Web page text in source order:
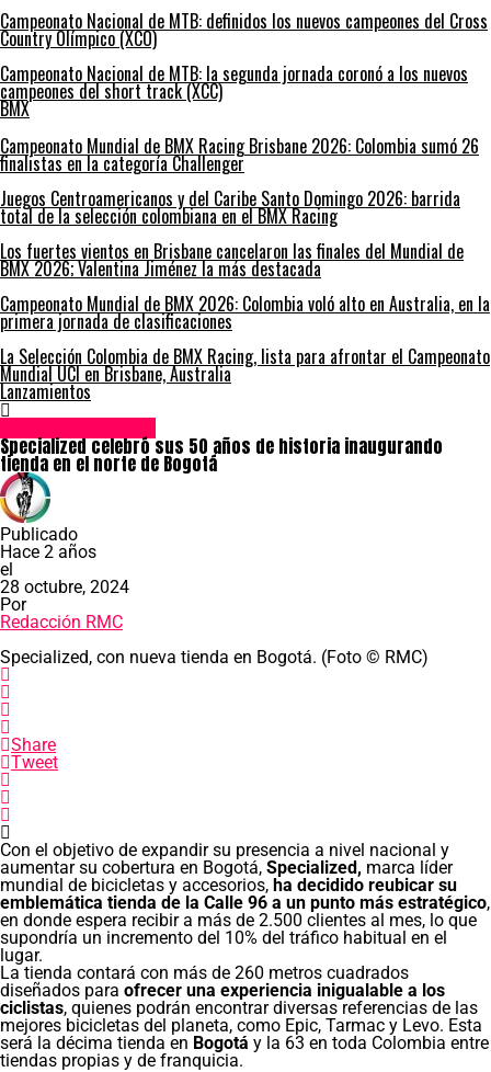
Campeonato Nacional de MTB: definidos los nuevos campeones del Cross
Country Olímpico (XCO)
Campeonato Nacional de MTB: la segunda jornada coronó a los nuevos
campeones del short track (XCC)
BMX
Campeonato Mundial de BMX Racing Brisbane 2026: Colombia sumó 26
finalistas en la categoría Challenger
Juegos Centroamericanos y del Caribe Santo Domingo 2026: barrida
total de la selección colombiana en el BMX Racing
Los fuertes vientos en Brisbane cancelaron las finales del Mundial de
BMX 2026; Valentina Jiménez la más destacada
Campeonato Mundial de BMX 2026: Colombia voló alto en Australia, en la
primera jornada de clasificaciones
La Selección Colombia de BMX Racing, lista para afrontar el Campeonato
Mundial UCI en Brisbane, Australia
Lanzamientos
Specialized celebró sus 50 años de historia inaugurando
tienda en el norte de Bogotá
Publicado
Hace 2 años
el
28 octubre, 2024
Por
Redacción RMC
Specialized, con nueva tienda en Bogotá. (Foto © RMC)
Share
Tweet
Con el objetivo de expandir su presencia a nivel nacional y
aumentar su cobertura en Bogotá, Specialized, marca líder
mundial de bicicletas y accesorios, ha decidido reubicar su
emblemática tienda de la Calle 96 a un punto más estratégico,
en donde espera recibir a más de 2.500 clientes al mes, lo que
supondría un incremento del 10% del tráfico habitual en el
lugar.
La tienda contará con más de 260 metros cuadrados
diseñados para ofrecer una experiencia inigualable a los
ciclistas, quienes podrán encontrar diversas referencias de las
mejores bicicletas del planeta, como Epic, Tarmac y Levo. Esta
será la décima tienda en Bogotá y la 63 en toda Colombia entre
tiendas propias y de franquicia.